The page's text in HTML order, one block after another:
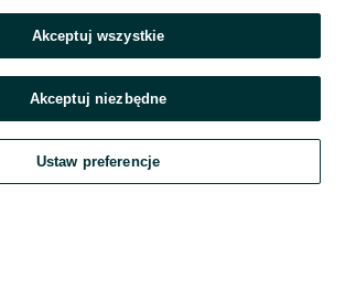
Dodaj Czat Konto
Akceptuj wszystkie
Akceptuj niezbędne
Ustaw preferencje